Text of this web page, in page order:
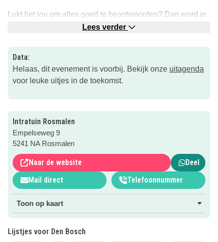
Lukt het jou om alles goed te beantwoorden? Dan word je
beloond met een klein cadeautje! Leuke activiteit voor in
Klik op de roze button voor meer informatie.
Lees verder
Data:
Helaas, dit evenement is voorbij. Bekijk onze uitagenda
voor leuke uitjes in de toekomst.
Intratuin Rosmalen
Empelseweg 9
5241 NA Rosmalen
Naar de website
Deel
Mail direct
Telefoonnummer
Toon op kaart
Lijstjes voor Den Bosch